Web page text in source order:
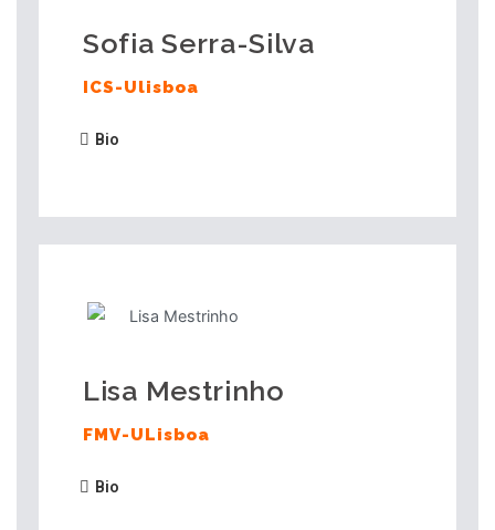
Sofia Serra-Silva
ICS-Ulisboa
Bio
Lisa Mestrinho
FMV-ULisboa
Bio